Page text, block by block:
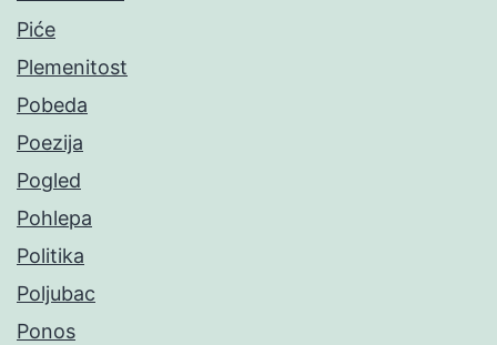
Piće
Plemenitost
Pobeda
Poezija
Pogled
Pohlepa
Politika
Poljubac
Ponos